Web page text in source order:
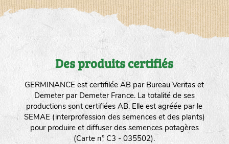
Des produits certifiés
GERMINANCE est certifilée AB par Bureau Veritas et
Demeter par Demeter France. La totalité de ses
productions sont certifiées AB. Elle est agréée par le
SEMAE (interprofession des semences et des plants)
pour produire et diffuser des semences potagères
(Carte n° C3 - 035502).